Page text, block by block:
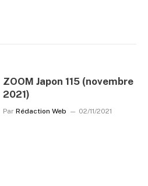
ZOOM Japon 115 (novembre
2021)
Par Rédaction Web 02/11/2021